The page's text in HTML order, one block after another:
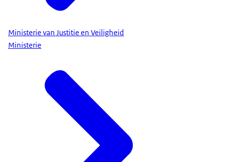
Ministerie van Justitie en Veiligheid
Ministerie